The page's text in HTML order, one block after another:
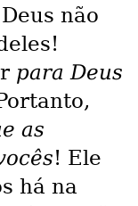
não
para Deus
as
! Ele
há na